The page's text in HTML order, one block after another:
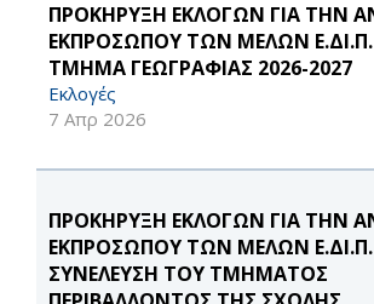
ΠΡΟΚΗΡΥΞΗ ΕΚΛΟΓΩΝ ΓΙΑ ΤΗΝ
ΕΚΠΡΟΣΩΠΟΥ ΤΩΝ ΜΕΛΩΝ
ΤΜΗΜΑ ΓΕΩΓΡΑΦΙΑΣ 2026-2027
Εκλογές
7 Απρ 2026
ΠΡΟΚΗΡΥΞΗ ΕΚΛΟΓΩΝ ΓΙΑ ΤΗΝ
ΕΚΠΡΟΣΩΠΟΥ ΤΩΝ ΜΕΛΩΝ
ΣΥΝΕΛΕΥΣΗ ΤΟΥ ΤΜΗΜΑΤΟΣ